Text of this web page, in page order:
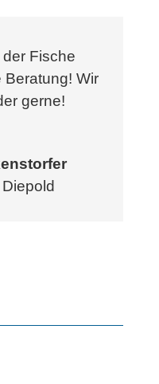
Fische
Beratung! Wir
gerne!